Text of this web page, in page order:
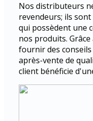
Nos distributeurs
revendeurs; ils
qui possèdent une
nos produits.
fournir des
après-vente de
client bénéficie